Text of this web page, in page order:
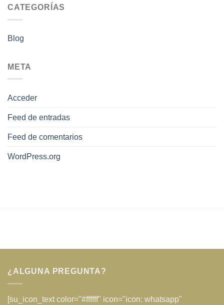
CATEGORÍAS
Blog
META
Acceder
Feed de entradas
Feed de comentarios
WordPress.org
¿ALGUNA PREGUNTA?
[su_icon_text color="#ffffff" icon="icon: whatsapp"